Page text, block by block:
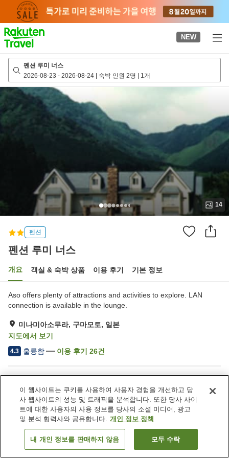
page
NEW
펜션 루미 너스
2026-08-23 - 2026-08-24 | 숙박 인원 2명 | 1개
14
펜션
펜션 루미 너스
개요 객실 & 숙박 상품 이용 후기 기본 정보
Aso offers plenty of attractions and activities to explore. LAN
connection is available in the lounge.
미나미아소무라, 구마모토, 일본
지도에서 보기
4.3 훌륭함 이용 후기 26건
주차장
라운지
카페
장비 건조실
객실 보기
이 웹사이트는 쿠키를 사용하여 사용자 경험을 개선하고 당
사 웹사이트의 성능 및 트래픽을 분석합니다. 또한 당사 사이
트에 대한 사용자의 사용 정보를 당사의 소셜 미디어, 광고
및 분석 협력사와 공유합니다. 개인 정보 정책
내 개인 정보를 판매하지 않음 모두 수락